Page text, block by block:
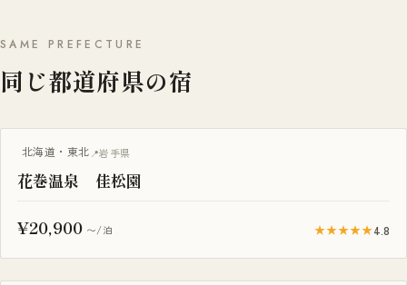
SAME PREFECTURE
同じ都道府県の宿
北海道・東北 岩手県
花巻温泉 佳松園
¥20,900 〜/泊 ★★★★★4.8